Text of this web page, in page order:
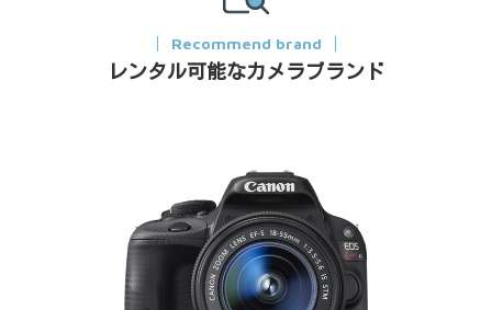
Recommend brand
レンタル可能なカメラブランド